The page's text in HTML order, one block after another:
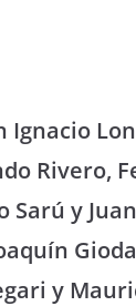
Ignacio
Rivero,
y
y